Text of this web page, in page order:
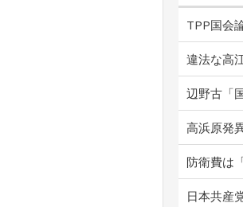
TPP国会
違法な高
辺野古「
高浜原発
防衛費は
日本共産